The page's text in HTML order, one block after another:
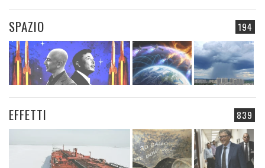
194
SPAZIO
839
EFFETTI